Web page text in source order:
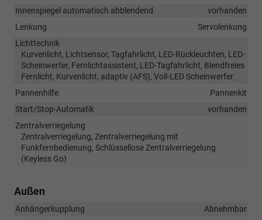
Innenspiegel automatisch abblendend
vorhanden
Lenkung
Servolenkung
Lichttechnik
Kurvenlicht, Lichtsensor, Tagfahrlicht, LED-Rückleuchten, LED-
Scheinwerfer, Fernlichtassistent, LED-Tagfahrlicht, Blendfreies
Fernlicht, Kurvenlicht, adaptiv (AFS), Voll-LED Scheinwerfer
Pannenhilfe
Pannenkit
Start/Stop-Automatik
vorhanden
Zentralverriegelung
Zentralverriegelung, Zentralverriegelung mit
Funkfernbedienung, Schlüssellose Zentralverriegelung
(Keyless Go)
Außen
Anhängerkupplung
Abnehmbar